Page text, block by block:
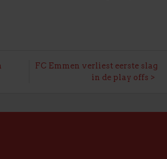
FC Emmen verliest eerste slag
in de play offs